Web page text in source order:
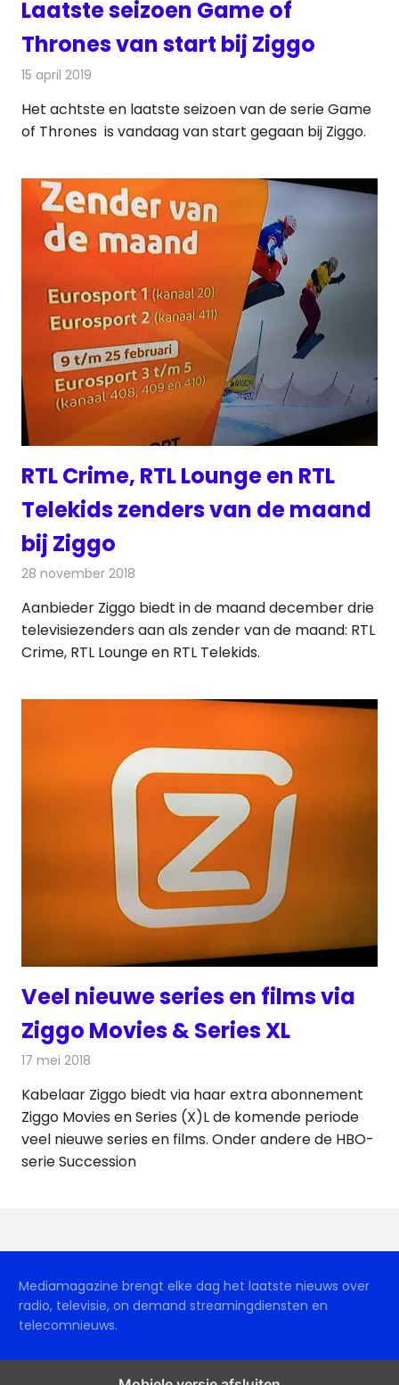
Laatste seizoen Game of
Thrones van start bij Ziggo
15 april 2019
Het achtste en laatste seizoen van de serie Game
of Thrones is vandaag van start gegaan bij Ziggo.
RTL Crime, RTL Lounge en RTL
Telekids zenders van de maand
bij Ziggo
28 november 2018
Aanbieder Ziggo biedt in de maand december drie
televisiezenders aan als zender van de maand: RTL
Crime, RTL Lounge en RTL Telekids.
Veel nieuwe series en films via
Ziggo Movies & Series XL
17 mei 2018
Kabelaar Ziggo biedt via haar extra abonnement
Ziggo Movies en Series (X)L de komende periode
veel nieuwe series en films. Onder andere de HBO-
serie Succession
Mediamagazine brengt elke dag het laatste nieuws over
radio, televisie, on demand streamingdiensten en
telecomnieuws.